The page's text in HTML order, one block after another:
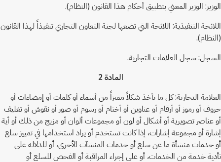
الوزير: الوزير المعني بتطبيق أحكام هذا القانون (النظام).
اللائحة التنفيذية: اللائحة التي تضعها لجنة التعاون التجاري تنفيذاً لهذا القانون
(النظام).
السجل: سجل العلامات التجارية.
المادة 2
العلامة التجارية: كل ما يأخذ شكلاً مميزاً من أسماء أو كلمات أو إمضاءات أو
حروف أو رموز أو أرقام أو عناوين أو أختام أو رسوم أو صور أو نقوش أو تغليف
أو عناصر تصويرية أو أشكال أو لون أو مجموعات ألوان أو مزيج من ذلك أو أية
إشارة أو مجموعة إشارات، إذا كانت تستخدم أو يراد استخدامها في تمييز سلع
أو خدمات منشأة ما عن سلع أو خدمات المنشآت الأخرى، أو للدلالة على
تأدية خدمة من الخدمات، أو على إجراء المراقبة أو الفحص للسلع أو